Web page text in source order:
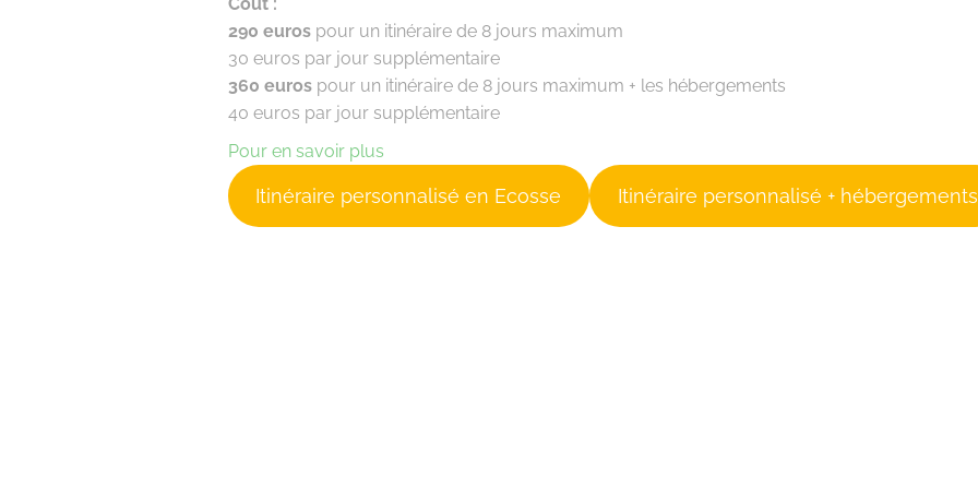
290 euros pour un itinéraire de 8 jours maximum
30 euros par jour supplémentaire
360 eurospour un itinéraire de 8 jours maximum + les hébergements
40 euros par jour supplémentaire
Pour en savoir plus
Itinéraire personnalisé en Ecosse Itinéraire personnalisé + hébergements